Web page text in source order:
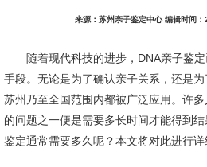
来源：苏州亲子鉴定中心 编辑时间：
随着现代科技的进步，DNA亲子鉴定
手段。无论是为了确认亲子关系，还是
苏州乃至全国范围内都被广泛应用。许
的问题之一便是需要多长时间才能得到
鉴定通常需要多久呢？本文将对此进行详